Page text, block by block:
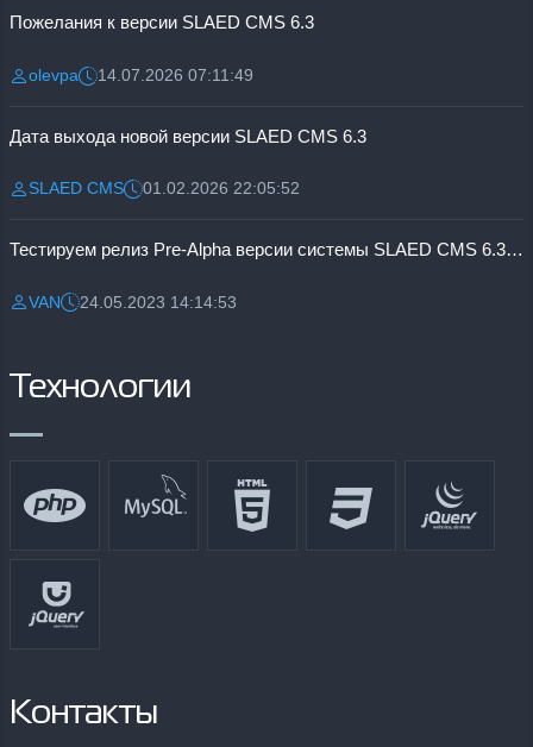
Пожелания к версии SLAED CMS 6.3
Разместил:
olevpaДата:14.07.2026 07:11:49
Дата выхода новой версии SLAED CMS 6.3
Разместил:
SLAED CMSДата:01.02.2026 22:05:52
Тестируем релиз Pre-Alpha версии системы SLAED CMS 6.3 Pro
Разместил:
VANДата:24.05.2023 14:14:53
Технологии
Контакты